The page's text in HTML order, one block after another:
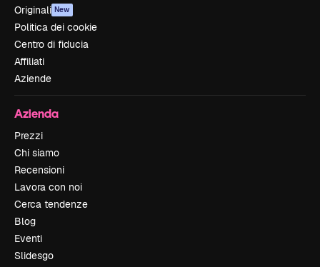
Originali New
Politica dei cookie
Centro di fiducia
Affiliati
Aziende
Azienda
Prezzi
Chi siamo
Recensioni
Lavora con noi
Cerca tendenze
Blog
Eventi
Slidesgo